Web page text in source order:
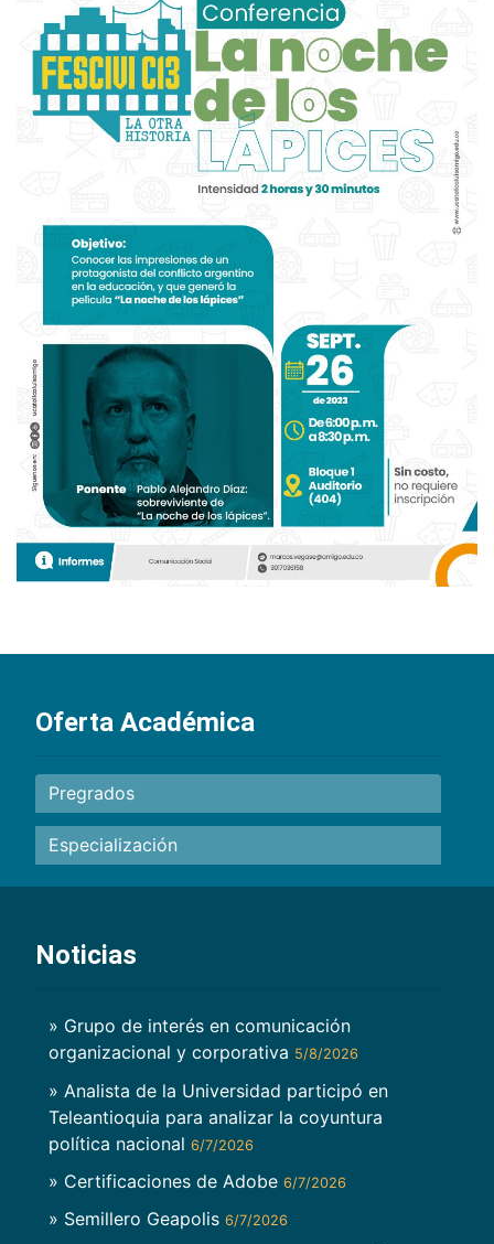
Oferta Académica
Pregrados
Especialización
Noticias
» Grupo de interés en comunicación
organizacional y corporativa 5/8/2026
» Analista de la Universidad participó en
Teleantioquia para analizar la coyuntura
política nacional 6/7/2026
» Certificaciones de Adobe 6/7/2026
» Semillero Geapolis 6/7/2026